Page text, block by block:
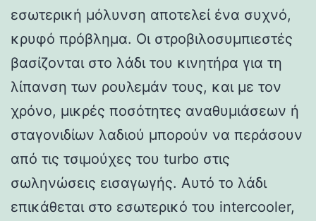
εσωτερική μόλυνση αποτελεί ένα συχνό,
κρυφό πρόβλημα. Οι στροβιλοσυμπιεστές
βασίζονται στο λάδι του κινητήρα για τη
λίπανση των ρουλεμάν τους, και με τον
χρόνο, μικρές ποσότητες αναθυμιάσεων ή
σταγονιδίων λαδιού μπορούν να περάσουν
από τις τσιμούχες του turbo στις
σωληνώσεις εισαγωγής. Αυτό το λάδι
επικάθεται στο εσωτερικό του intercooler,